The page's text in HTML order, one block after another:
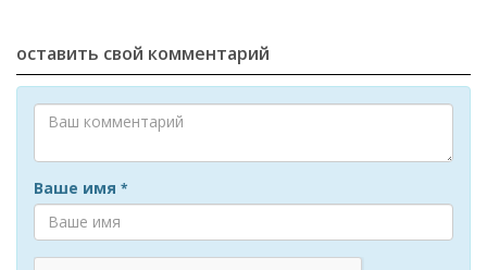
оставить свой комментарий
Ваше имя *